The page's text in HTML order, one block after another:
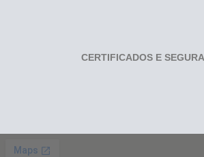
CERTIFICADOS E